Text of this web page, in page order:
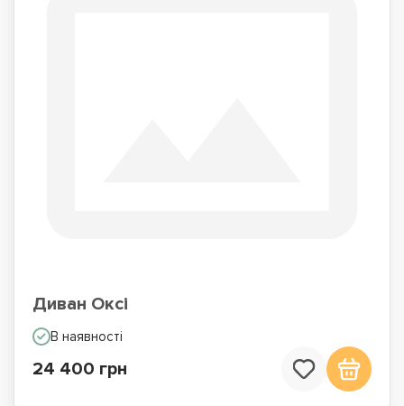
Диван Оксі
В наявності
24 400 грн